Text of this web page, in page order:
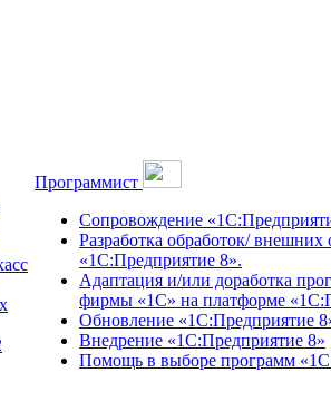
Программист
Сопровождение
Разработка обработок/ внешних
«1С:Предприятие 8».
Адаптация и/или доработка
фирмы «1С» на платформе
Обновление «1С:Предприятие
Внедрение «1С:Предприятие 8»
Помощь в выборе программ